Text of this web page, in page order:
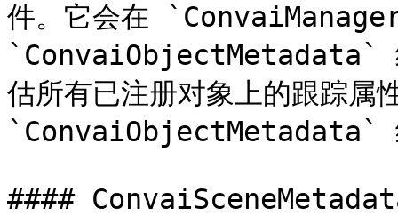
件。它会在
`ConvaiObjectMetadata`
估所有已注册对象上的跟踪属
`ConvaiObjectMetadata`
####